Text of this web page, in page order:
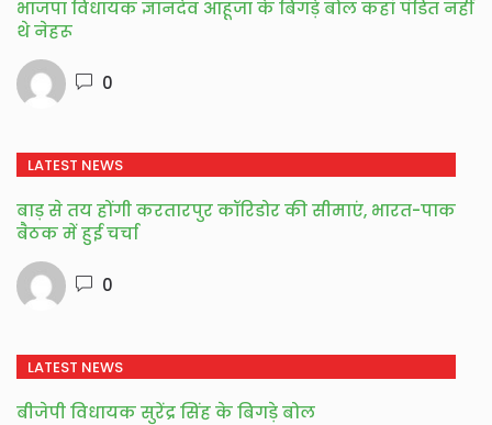
भाजपा विधायक ज्ञानदेव आहूजा के बिगड़े बोल कहां पंडित नहीं
थे नेहरू
0
LATEST NEWS
बाड़ से तय होंगी करतारपुर कॉरिडोर की सीमाएं, भारत-पाक
बैठक में हुई चर्चा
0
LATEST NEWS
बीजेपी विधायक सुरेंद्र सिंह के बिगड़े बोल